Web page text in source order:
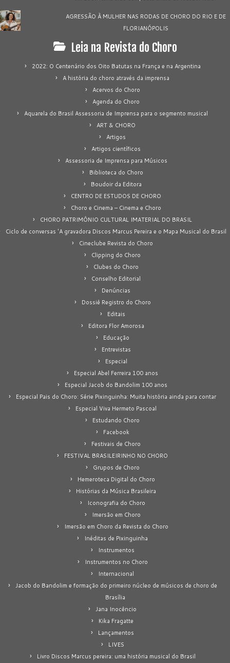
AGRESSÃO À MULHER NAS RODAS DE CHORO DO RIO E DE
FLORIANÓPOLIS
Leia na Revista do Choro
2022: O Centenário dos Oito Batutas na França e na Argentina
A história do choro através da imprensa
Acervos do Choro
Agenda do Choro
Aquarela do Brasil Assessoria de Imprensa para o segmento musical
ART & CHORO
Artigos
Artigos científicos
Assessoria de Imprensa para Músicos
Biblioteca do Choro
Boudoir da Editora
CENTRO DE ESTUDOS DE CHORO
Choro e Cinema – Cinema e Choro
CHORO PATRIMÔNIO CULTURAL IMATERIAL DO BRASIL
Ciclo de conversas 'A gravadora Discos Marcus Pereira e o Mapa Musical do Brasil
Cineclube Revista do Choro
Clipping do Choro
Clubes do Choro
Conselho Editorial
Denúncias
Dossiê Registro do Choro
Editais
Editora Flor Amorosa
Educação
Entrevistas
Especial
Especial Abel Ferreira 100 anos
Especial Jacob do Bandolim 100 anos
Especial Pais do Choro: Série Pixinguinha: Muita história ainda para contar
Especial Viva Hermeto Pascoal
Estudando Choro
Facebook
Festivais de Choro
FESTIVAL BRASILEIRINHO NO CHORO
Grupos de Choro
Hemeroteca Digital do Choro
Histórias da Música Brasileira
Iconografia do Choro
Imersão em Choro
Imersão em Choro da Revista do Choro
Inéditas de Pixinguinha
Instrumentos
Instrumentos no Choro
Internacional
Jacob do Bandolim e formação do primeiro núcleo de músicos de choro de
Brasília
Jana Inocêncio
Kika Fragatte
Lançamentos
LIVES
Livro Discos Marcus pereira: uma história musical do Brasil